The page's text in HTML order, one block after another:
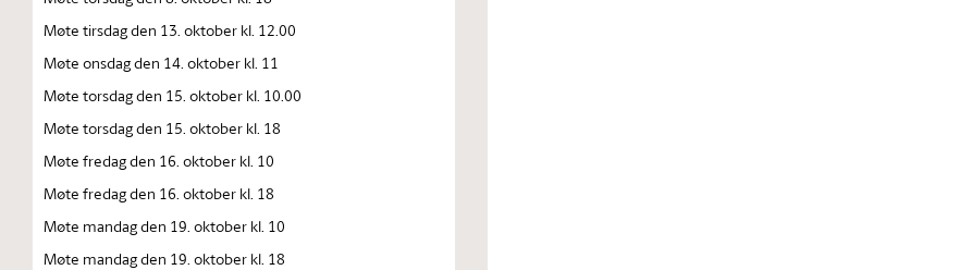
Møte tirsdag den 13. oktober kl. 12.00
Møte onsdag den 14. oktober kl. 11
Møte torsdag den 15. oktober kl. 10.00
Møte torsdag den 15. oktober kl. 18
Møte fredag den 16. oktober kl. 10
Møte fredag den 16. oktober kl. 18
Møte mandag den 19. oktober kl. 10
Møte mandag den 19. oktober kl. 18